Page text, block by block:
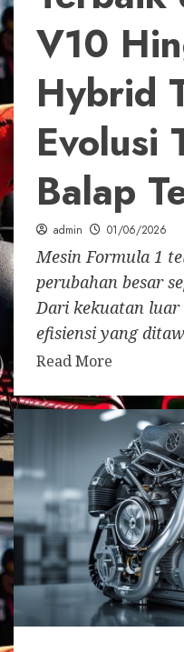
V10
Hybrid
Evolusi
Balap
admin 01/06/2026
Mesin Formula 1
perubahan besar
Dari kekuatan luar
efisiensi yang
Read More